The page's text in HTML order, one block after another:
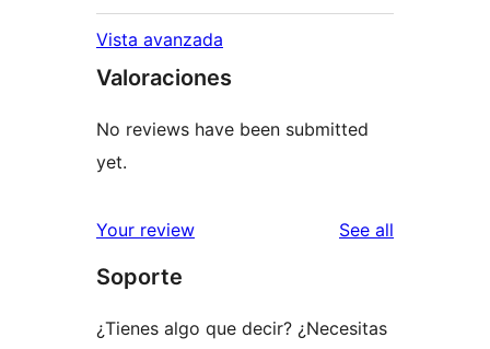
Vista avanzada
Valoraciones
No reviews have been submitted
yet.
Your review See all
Soporte
¿Tienes algo que decir? ¿Necesitas